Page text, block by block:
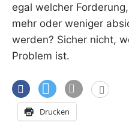
egal welcher
mehr oder weniger
werden? Sicher nicht,
Problem ist.
Drucken